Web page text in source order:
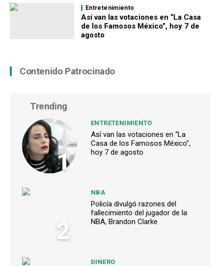
Entretenimiento
Así van las votaciones en “La Casa
de los Famosos México”, hoy 7 de
agosto
Contenido Patrocinado
Trending
1
ENTRETENIMIENTO
Así van las votaciones en “La
Casa de los Famosos México”,
hoy 7 de agosto
2
NBA
Policía divulgó razones del
fallecimiento del jugador de la
NBA, Brandon Clarke
DINERO